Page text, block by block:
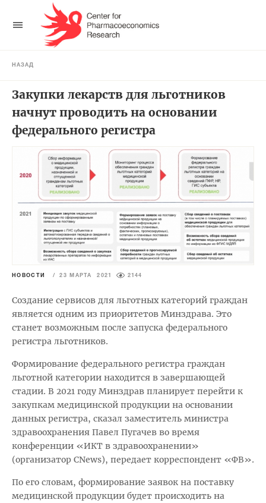
НАЗАД
Закупки лекарств для льготников
начнут проводить на основании
федерального регистра
НОВОСТИ / 23 МАРТА 2021 2144
Создание сервисов для льготных категорий граждан
является одним из приоритетов Минздрава. Это
станет возможным после запуска федерального
регистра льготников.
Формирование федерального регистра граждан
льготной категории находится в завершающей
стадии. В 2021 году Минздрав планирует перейти к
закупкам медицинской продукции на основании
данных регистра, сказал заместитель министра
здравоохранения Павел Пугачев во время
конференции «ИКТ в здравоохранении»
(организатор CNews), передает корреспондент «ФВ».
По его словам, формирование заявок на поставку
медицинской продукции будет происходить на